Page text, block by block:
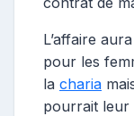
L’affaire
pour les
la charia
pourrait leur